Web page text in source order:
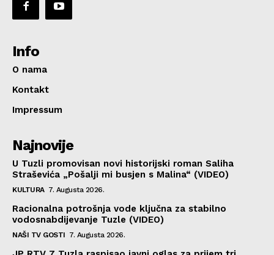
Info
O nama
Kontakt
Impressum
Najnovije
U Tuzli promovisan novi historijski roman Saliha
Straševića „Pošalji mi busjen s Malina“ (VIDEO)
KULTURA 7. Augusta 2026.
Racionalna potrošnja vode ključna za stabilno
vodosnabdijevanje Tuzle (VIDEO)
NAŠI TV GOSTI 7. Augusta 2026.